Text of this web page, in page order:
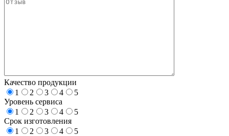
Качество продукции
1
2 3 4
5
Уровень сервиса
1
2 3 4
5
Срок изготовления
1
2 3 4
5